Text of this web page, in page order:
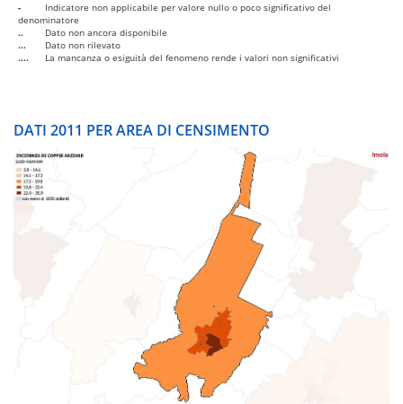
-
Indicatore non applicabile per valore nullo o poco significativo del
denominatore
..
Dato non ancora disponibile
...
Dato non rilevato
....
La mancanza o esiguità del fenomeno rende i valori non significativi
DATI 2011 PER AREA DI CENSIMENTO